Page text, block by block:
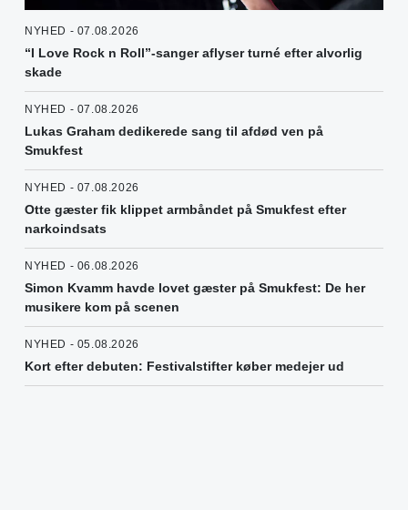
NYHED - 07.08.2026
“I Love Rock n Roll”-sanger aflyser turné efter alvorlig
skade
NYHED - 07.08.2026
Lukas Graham dedikerede sang til afdød ven på
Smukfest
NYHED - 07.08.2026
Otte gæster fik klippet armbåndet på Smukfest efter
narkoindsats
NYHED - 06.08.2026
Simon Kvamm havde lovet gæster på Smukfest: De her
musikere kom på scenen
NYHED - 05.08.2026
Kort efter debuten: Festivalstifter køber medejer ud